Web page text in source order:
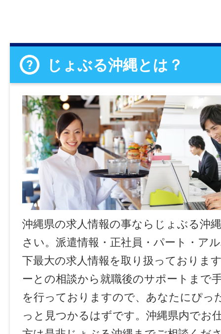
じょぶる沖縄とは？
沖縄県の求人情報の事ならじょぶる沖
さい。派遣情報・正社員・パート・ア
下最大の求人情報を取り扱っておりま
ーとの相談から就職後のサポートまで
を行っておりますので、あなたにぴっ
っと見つかるはずです。沖縄県内でお